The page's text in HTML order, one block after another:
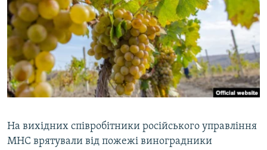
СПЕЦПРОЕКТИ
ДЕПОРТАЦІЯ
ВІДЕОУРОКИ «ELIFBE»
СВІДЧЕННЯ ОКУПАЦІЇ
УКРАЇНСЬКА ПРОБЛЕМА КРИМУ
ЯК ОБІЙТИ БЛОКУВАННЯ
Русский
Qırımtatar
На вихідних співробітники російського управління
МНС врятували від пожежі виноградники